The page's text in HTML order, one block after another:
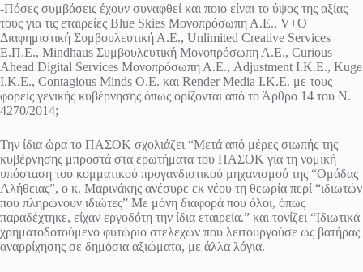
-Πόσες συμβάσεις έχουν συναφθεί και ποιο είναι το ύψος της αξίας
τους για τις εταιρείες Blue Skies Μονοπρόσωπη Α.Ε., V+O
Διαφημιστική Συμβουλευτική Α.Ε., Unlimited Creative Services
Ε.Π.Ε., Mindhaus Συμβουλευτική Μονοπρόσωπη Α.Ε., Curious
Ahead Digital Services Μονοπρόσωπη Α.Ε., Adjustment Ι.Κ.Ε., Kuge
Ι.Κ.Ε., Contagious Minds O.E. και Render Media Ι.Κ.Ε. με τους
φορείς γενικής κυβέρνησης όπως ορίζονται από το Άρθρο 14 του Ν.
4270/2014;
Την ίδια ώρα το ΠΑΣΟΚ σχολιάζει “Μετά από μέρες σιωπής της
κυβέρνησης μπροστά στα ερωτήματα του ΠΑΣΟΚ για τη νομική
υπόσταση του κομματικού προγανδιστικού μηχανισμού της “Ομάδας
Αλήθειας”, ο κ. Μαρινάκης ανέσυρε εκ νέου τη θεωρία περί “ιδιωτών
που πληρώνουν ιδιώτες” Με μόνη διαφορά που όλοι, όπως
παραδέχτηκε, είχαν εργοδότη την ίδια εταιρεία.” και τονίζει “Ιδιωτικά
χρηματοδοτούμενο φυτώριο στελεχών που λειτουργούσε ως βατήρας
αναρρίχησης σε δημόσια αξιώματα, με άλλα λόγια.